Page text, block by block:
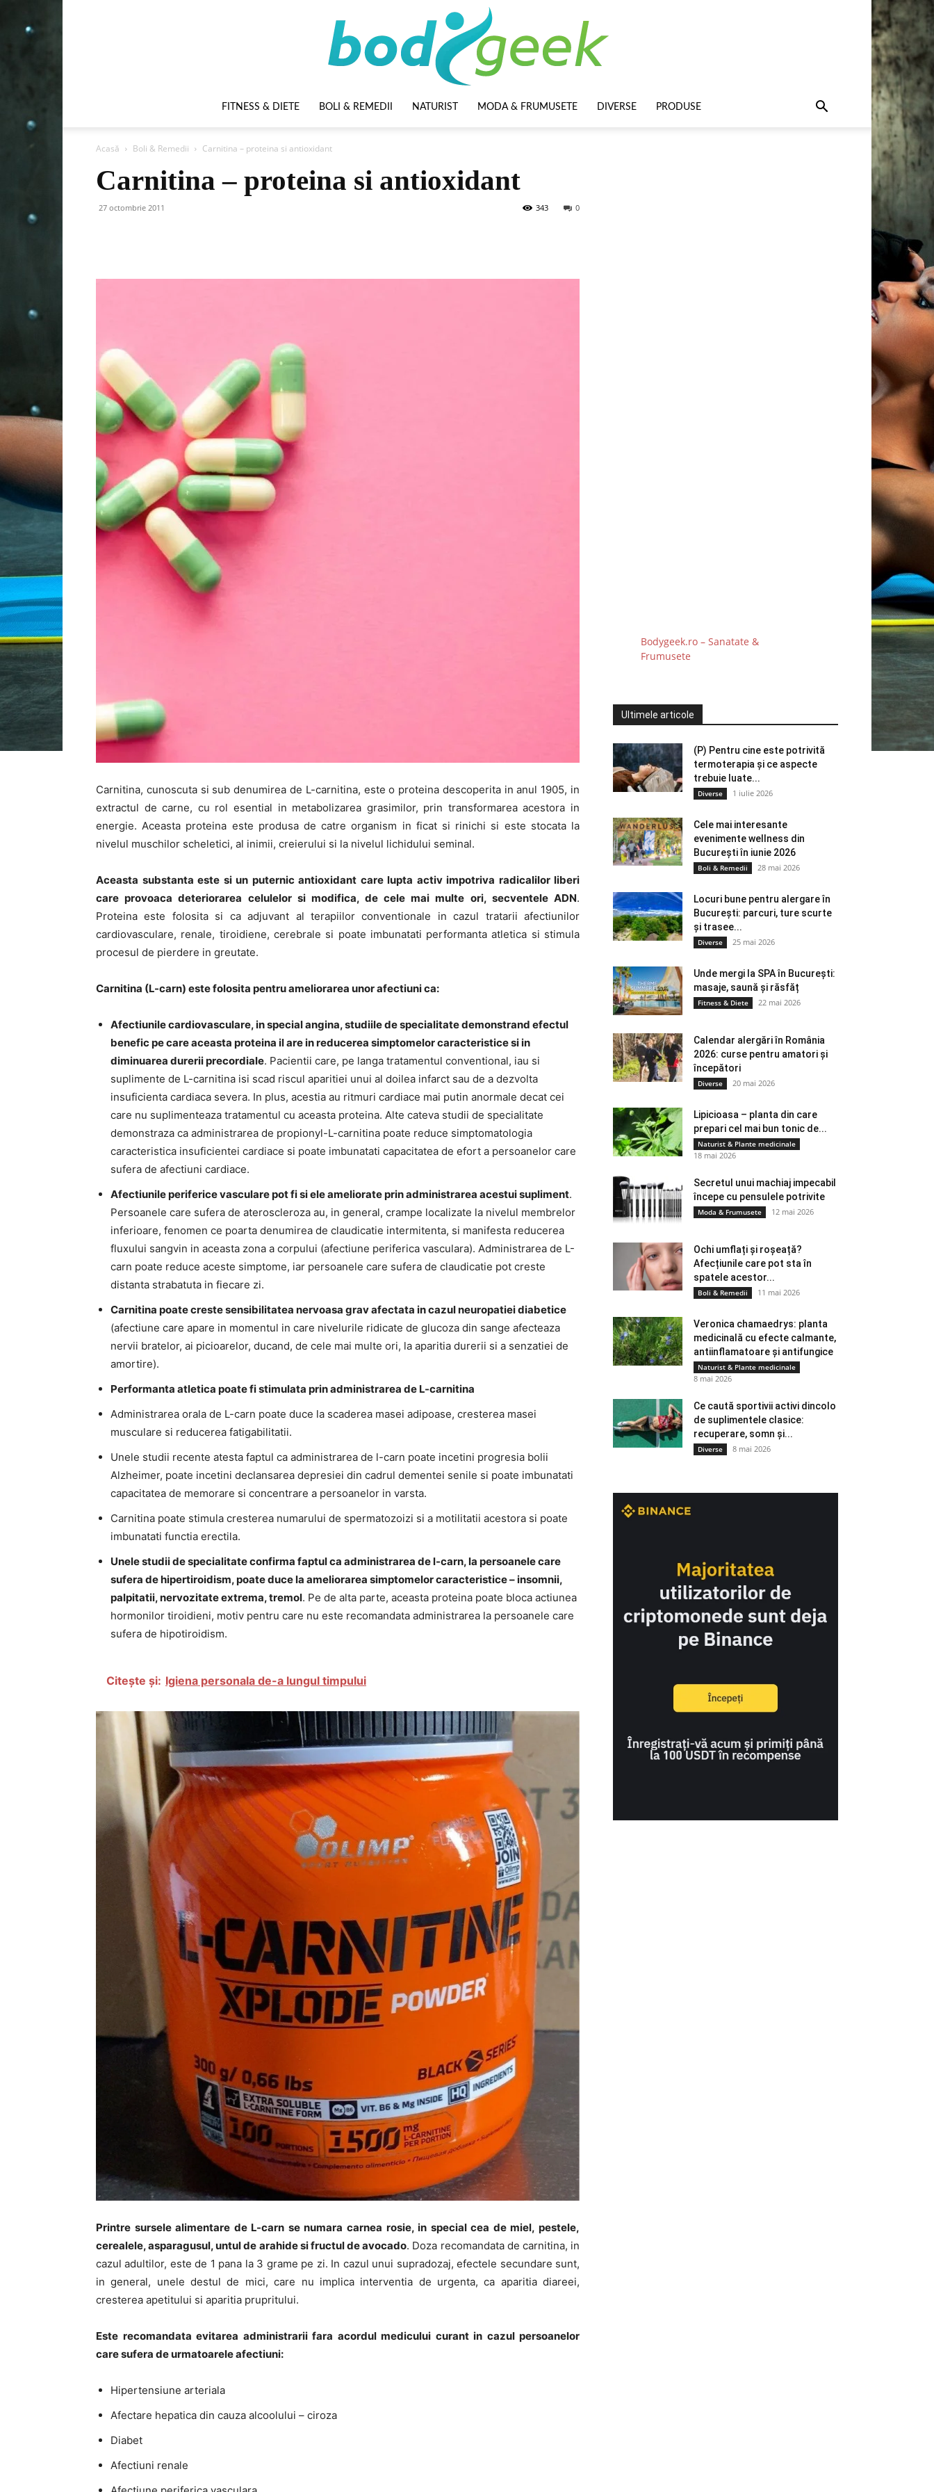
FITNESS & DIETE BOLI & REMEDII NATURIST MODA & FRUMUSETE DIVERSE PRODUSE
Acasă Boli & Remedii Carnitina – proteina si antioxidant
Carnitina – proteina si antioxidant
27 octombrie 2011 0
343
Carnitina, cunoscuta si sub denumirea de L-carnitina, este o proteina descoperita in anul 1905, in
extractul de carne, cu rol esential in metabolizarea grasimilor, prin transformarea acestora in
energie. Aceasta proteina este produsa de catre organism in ficat si rinichi si este stocata la
nivelul muschilor scheletici, al inimii, creierului si la nivelul lichidului seminal.
Aceasta substanta este si un puternic antioxidant care lupta activ impotriva radicalilor liberi
care provoaca deteriorarea celulelor si modifica, de cele mai multe ori, secventele ADN.
Proteina este folosita si ca adjuvant al terapiilor conventionale in cazul tratarii afectiunilor
cardiovasculare, renale, tiroidiene, cerebrale si poate imbunatati performanta atletica si stimula
procesul de pierdere in greutate.
Carnitina (L-carn) este folosita pentru ameliorarea unor afectiuni ca:
Afectiunile cardiovasculare, in special angina, studiile de specialitate demonstrand efectul
benefic pe care aceasta proteina il are in reducerea simptomelor caracteristice si in
diminuarea durerii precordiale. Pacientii care, pe langa tratamentul conventional, iau si
suplimente de L-carnitina isi scad riscul aparitiei unui al doilea infarct sau de a dezvolta
insuficienta cardiaca severa. In plus, acestia au ritmuri cardiace mai putin anormale decat cei
care nu suplimenteaza tratamentul cu aceasta proteina. Alte cateva studii de specialitate
demonstraza ca administrarea de propionyl-L-carnitina poate reduce simptomatologia
caracteristica insuficientei cardiace si poate imbunatati capacitatea de efort a persoanelor care
sufera de afectiuni cardiace.
Afectiunile periferice vasculare pot fi si ele ameliorate prin administrarea acestui supliment.
Persoanele care sufera de ateroscleroza au, in general, crampe localizate la nivelul membrelor
inferioare, fenomen ce poarta denumirea de claudicatie intermitenta, si manifesta reducerea
fluxului sangvin in aceasta zona a corpului (afectiune periferica vasculara). Administrarea de L-
carn poate reduce aceste simptome, iar persoanele care sufera de claudicatie pot creste
distanta strabatuta in fiecare zi.
Carnitina poate creste sensibilitatea nervoasa grav afectata in cazul neuropatiei diabetice
(afectiune care apare in momentul in care nivelurile ridicate de glucoza din sange afecteaza
nervii bratelor, ai picioarelor, ducand, de cele mai multe ori, la aparitia durerii si a senzatiei de
amortire).
Performanta atletica poate fi stimulata prin administrarea de L-carnitina
Administrarea orala de L-carn poate duce la scaderea masei adipoase, cresterea masei
musculare si reducerea fatigabilitatii.
Unele studii recente atesta faptul ca administrarea de l-carn poate incetini progresia bolii
Alzheimer, poate incetini declansarea depresiei din cadrul dementei senile si poate imbunatati
capacitatea de memorare si concentrare a persoanelor in varsta.
Carnitina poate stimula cresterea numarului de spermatozoizi si a motilitatii acestora si poate
imbunatati functia erectila.
Unele studii de specialitate confirma faptul ca administrarea de l-carn, la persoanele care
sufera de hipertiroidism, poate duce la ameliorarea simptomelor caracteristice – insomnii,
palpitatii, nervozitate extrema, tremol. Pe de alta parte, aceasta proteina poate bloca actiunea
hormonilor tiroidieni, motiv pentru care nu este recomandata administrarea la persoanele care
sufera de hipotiroidism.
Citește și: Igiena personala de-a lungul timpului
Printre sursele alimentare de L-carn se numara carnea rosie, in special cea de miel, pestele,
cerealele, asparagusul, untul de arahide si fructul de avocado. Doza recomandata de carnitina, in
cazul adultilor, este de 1 pana la 3 grame pe zi. In cazul unui supradozaj, efectele secundare sunt,
in general, unele destul de mici, care nu implica interventia de urgenta, ca aparitia diareei,
cresterea apetitului si aparitia prupritului.
Este recomandata evitarea administrarii fara acordul medicului curant in cazul persoanelor
care sufera de urmatoarele afectiuni:
Hipertensiune arteriala
Afectare hepatica din cauza alcoolului – ciroza
Diabet
Afectiuni renale
Bodygeek.ro – Sanatate &
Frumusete
Ultimele articole
(P) Pentru cine este potrivită
termoterapia și ce aspecte
trebuie luate...
Diverse 1 iulie 2026
Cele mai interesante
evenimente wellness din
București în iunie 2026
Boli & Remedii 28 mai 2026
Locuri bune pentru alergare în
București: parcuri, ture scurte
și trasee...
Diverse 25 mai 2026
Unde mergi la SPA în București:
masaje, saună și răsfăț
Fitness & Diete 22 mai 2026
Calendar alergări în România
2026: curse pentru amatori și
începători
Diverse 20 mai 2026
Lipicioasa – planta din care
prepari cel mai bun tonic de...
Naturist & Plante medicinale
18 mai 2026
Secretul unui machiaj impecabil
începe cu pensulele potrivite
Moda & Frumusete 12 mai 2026
Ochi umflați și roșeață?
Afecțiunile care pot sta în
spatele acestor...
Boli & Remedii 11 mai 2026
Veronica chamaedrys: planta
medicinală cu efecte calmante,
antiinflamatoare și antifungice
Naturist & Plante medicinale
8 mai 2026
Ce caută sportivii activi dincolo
de suplimentele clasice:
recuperare, somn și...
Diverse 8 mai 2026